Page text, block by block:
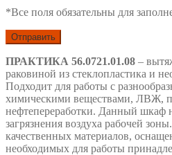
*Все поля обязательны для
ПРАКТИКА 56.0721.01.08 –
раковиной из стеклопластика и
Подходит для работы с
химическими веществами, ЛВЖ,
нефтепереработки. Данный шкаф
загрязнения воздуха рабочей
качественных материалов,
необходимых для работы